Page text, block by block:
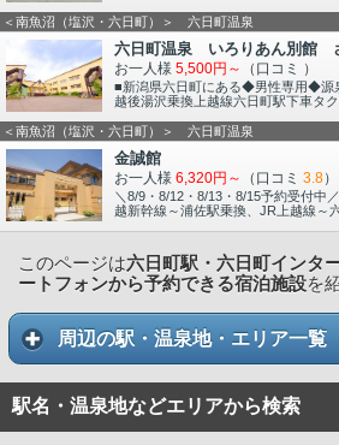
＜南魚沼（塩沢・六日町）＞ 六日町温泉
六日町温泉 いろりあん別館
お一人様 5,500円～ （口コミ ）
■新潟県六日町にある◆男性専用◆源
越後湯沢乗換上越線六日町駅下車タ
＜南魚沼（塩沢・六日町）＞ 六日町温泉
金誠館
お一人様 6,320円～ （口コミ 3.8）
＼8/9・8/12・8/13・8/15予約受付中
越新幹線～浦佐駅乗換、JR上越線～
このページは六日町駅・六日町インタ
ートフォンから予約できる宿泊施設を
周辺の駅・温泉地・エリア一覧
駅名・温泉地などエリアから検索